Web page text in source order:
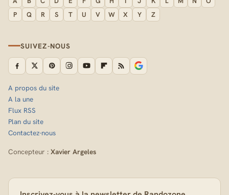
P
Q R S T U V W X Y Z
SUIVEZ-NOUS
A propos du site
A la une
Flux RSS
Plan du site
Contactez-nous
Concepteur : Xavier Argeles